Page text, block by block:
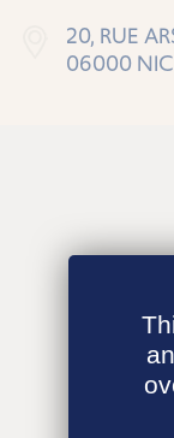
20, RUE
06000